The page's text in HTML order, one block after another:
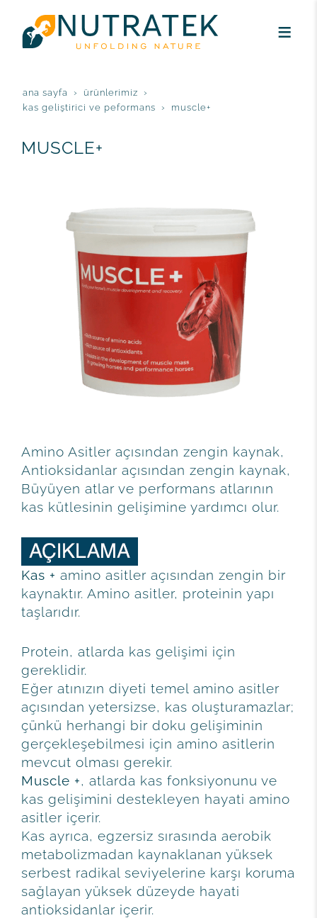
ana sayfa
ürünlerimiz
kas geliştirici ve peformans
muscle+
MUSCLE+
Amino Asitler açısından zengin kaynak,
Antioksidanlar açısından zengin kaynak,
Büyüyen atlar ve performans atlarının
kas kütlesinin gelişimine yardımcı olur.
Kas + amino asitler açısından zengin bir
kaynaktır. Amino asitler, proteinin yapı
taşlarıdır.
Protein, atlarda kas gelişimi için
gereklidir.
Eğer atınızın diyeti temel amino asitler
açısından yetersizse, kas oluşturamazlar;
çünkü herhangi bir doku gelişiminin
gerçekleşebilmesi için amino asitlerin
mevcut olması gerekir.
Muscle +, atlarda kas fonksiyonunu ve
kas gelişimini destekleyen hayati amino
asitler içerir.
Kas ayrıca, egzersiz sırasında aerobik
metabolizmadan kaynaklanan yüksek
serbest radikal seviyelerine karşı koruma
sağlayan yüksek düzeyde hayati
antioksidanlar içerir.